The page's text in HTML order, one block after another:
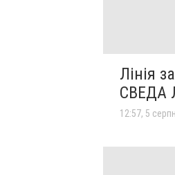
Лінія
СВЕДА
12:57, 5